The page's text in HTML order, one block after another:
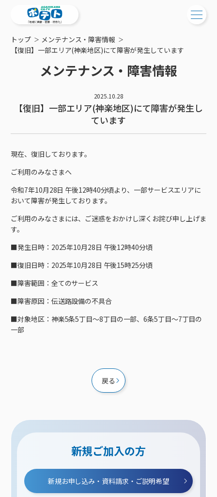
ご検討中の方
ご検討中の方
工事・配線について
おトクな割引サービス
ご加入中の方
ご加入中のサービス確認・変更
WEBメール
サポートサービス
回線速度測定
接続・設定⽅法
新着情報
メンテナンス・障害情報
ポテトからのプレゼント
イベントカレンダー
講座のご案内
ケーブルテレビトップ
チャンネル紹介
料⾦プラン
NHK衛星受信料団体⼀括⽀払
インターネット
インターネットトップ
料⾦プラン
Wi-Fiサービス
オプションサービス
インターネットギガシェアプラン
固定電話
固定電話トップ
基本料⾦・通話料⾦
auスマートバリュー
auまとめトーク
ポテトスマートフォン
ポテトスマートフォントップ
機種⼀覧
オプションサービス
でんき
ポラリンでんき×ポテト
ポテトでんき
ケーブルプラスでんき
暮らしを快適にするサービス
暮らしを快適にするサービストップ
ポテトライフメール
⽣活あんしんサービス
みるプラス
お困りの方はこちら
会社案内
メンテナンス
トップ
メンテナンス・障害情報
【復旧】一部エリア(神楽地区)にて障害が発生しています
メンテナンス・障害情報
2025.10.28
【復旧】一部エリア(神楽地区)にて障害が発生し
ています
現在、復旧しております。
ご利用のみなさまへ
令和7年10月28日 午後12時40分頃より、一部サービスエリアに
おいて障害が発生しております。
ご利用のみなさまには、ご迷惑をおかけし深くお詫び申し上げま
す。
■発生日時：2025年10月28日 午後12時40分頃
■復旧日時：2025年10月28日 午後15時25分頃
■障害範囲：全てのサービス
■障害原因：伝送路設備の不具合
■対象地区：神楽5条5丁目～8丁目の一部、6条5丁目～7丁目の
一部
戻る
新規ご加入の方
新規お申し込み・資料請求・ご説明希望